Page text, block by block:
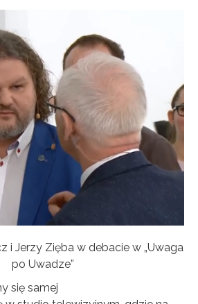
i Jerzy Zięba w debacie w „Uwaga
po Uwadze”
się samej